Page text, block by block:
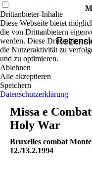
Missa e
Holy War
Bruxelles combat
12./13.2.1994
Drittanbieter-Inhalte
Diese Webseite bietet
die von Drittanbietern
werden. Diese Drittanbieter
die Nutzeraktivität zu
und zu optimieren.
Ablehnen
Alle akzeptieren
Speichern
Datenschutzerklärung